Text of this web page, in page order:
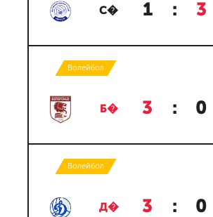
С� 1 : 3
Волейбол
Б� 3 : 0
Волейбол
Д� 3 : 0